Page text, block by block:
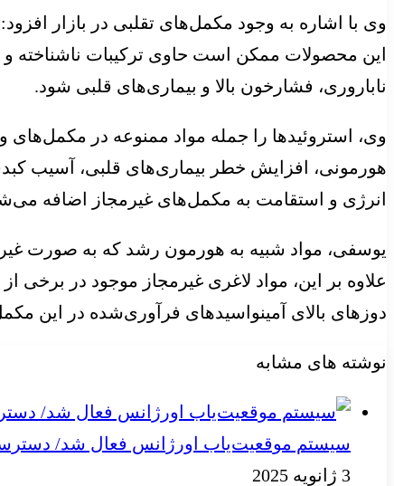
وی با اشاره به وجود مکمل‌های تقلبی در بازار
این محصولات ممکن است حاوی ترکیبات ناشناخته و
ناباروری، فشارخون بالا و بیماری‌های قلبی شود.
وی، استروئیدها را جمله مواد ممنوعه در
هورمونی، افزایش خطر بیماری‌های قلبی، آسیب
انرژی و استقامت به مکمل‌های غیرمجاز اضافه
یوسفی، مواد شبیه به هورمون رشد که به صورت
علاوه بر این، مواد لاغری غیرمجاز موجود در برخی
دوزهای بالای آمینواسیدهای فرآوری‌شده در این
نوشته های مشابه
سیستم موقعیت‌یاب اورژانس فعال شد/ دسترسی
3 ژانویه 2025